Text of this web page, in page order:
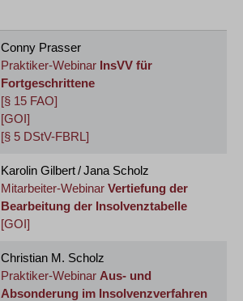
Conny Prasser
Praktiker-Webinar InsVV für
Fortgeschrittene
[§ 15 FAO]
[GOI]
[§ 5 DStV-FBRL]
Karolin Gilbert / Jana Scholz
Mitarbeiter-Webinar Vertiefung der
Bearbeitung der Insolvenztabelle
[GOI]
Christian M. Scholz
Praktiker-Webinar Aus- und
Absonderung im Insolvenzverfahren